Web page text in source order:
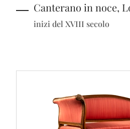
Canterano in noce,
inizi del XVIII secolo